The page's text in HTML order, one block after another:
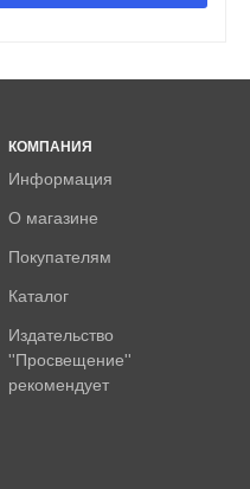
КОМПАНИЯ
Информация
О магазине
Покупателям
Каталог
Издательство
''Просвещение''
рекомендует